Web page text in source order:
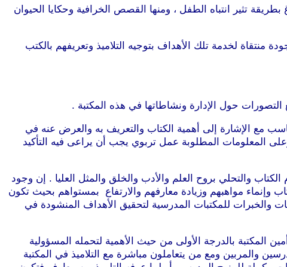
تثير انتباه الطفل ، ومنها القصص الخرافية وحكايا الحيوان
منتقاة لخدمة تلك الأهداف بتوجيه التلاميذ وتعريفهم بالكتب
التصورات حول الإدارة ونشاطاتها في هذه المكتبة .
مع الإشارة إلى أهمية الكتاب والتعريف به والعرض عنه في
المعلومات المطلوبة عمل تربوي يجب أن يراعى فيه التأكيد
والتحلي بروح العلم والأدب والخلق والمثل العليا . إن وجود
وإنماء مواهبهم وزيادة معارفهم والارتفاع بمستواهم بحيث تكون
والخبرات للمكتبات المدرسية لتحقيق الأهداف المنشودة في
المكتبة بالدرجة الأولى من حيث الأهمية لتحمله المسؤولية
والمربين ومع من يتعاملون مباشرة مع التلاميذ في المكتبة